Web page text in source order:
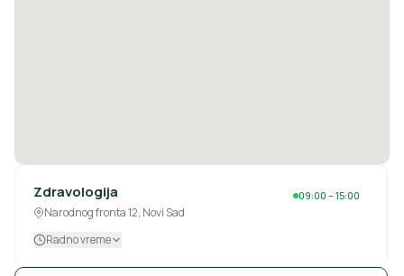
Zdravologija
Narodnog fronta 12, Novi Sad
09:00 – 15:00
Radno vreme